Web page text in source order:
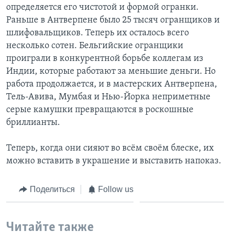
определяется его чистотой и формой огранки.
Раньше в Антверпене было 25 тысяч огранщиков и
шлифовальщиков. Теперь их осталось всего
несколько сотен. Бельгийские огранщики
проиграли в конкурентной борьбе коллегам из
Индии, которые работают за меньшие деньги. Но
работа продолжается, и в мастерских Антверпена,
Тель-Авива, Мумбая и Нью-Йорка неприметные
серые камушки превращаются в роскошные
бриллианты.
Теперь, когда они сияют во всём своём блеске, их
можно вставить в украшение и выставить напоказ.
Поделиться Follow us
Читайте также